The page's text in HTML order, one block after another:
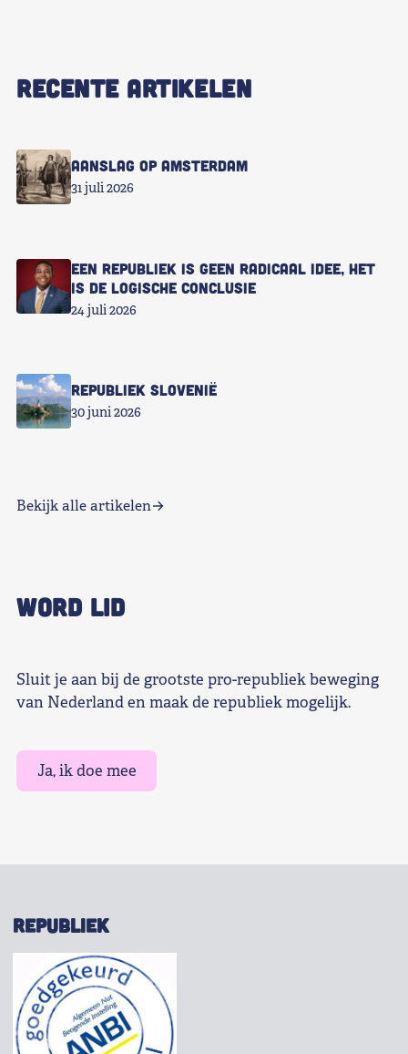
RECENTE ARTIKELEN
Aanslag op Amsterdam
31 juli 2026
Een republiek is geen radicaal idee, het
is de logische conclusie
24 juli 2026
Republiek Slovenië
30 juni 2026
Bekijk alle artikelen
WORD LID
Sluit je aan bij de grootste pro-republiek beweging
van Nederland en maak de republiek mogelijk.
Ja, ik doe mee
REPUBLIEK